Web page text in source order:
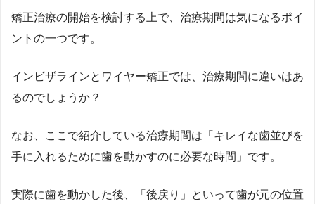
矯正治療の開始を検討する上で、治療期間は気になるポイ
ントの一つです。
インビザラインとワイヤー矯正では、治療期間に違いはあ
るのでしょうか？
なお、ここで紹介している治療期間は「キレイな歯並びを
手に入れるために歯を動かすのに必要な時間」です。
実際に歯を動かした後、「後戻り」といって歯が元の位置